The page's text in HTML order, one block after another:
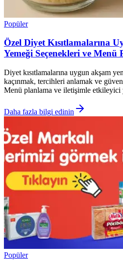
Popüler
Özel Diyet Kısıtlamalarına
Yemeği Seçenekleri ve Menü
Diyet kısıtlamalarına uygun akşam
kaçınmak, tercihleri anlamak ve
Menü planlama ve iletişimle
Daha fazla bilgi edinin
Popüler